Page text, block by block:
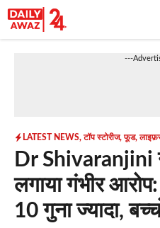
Skip
to
---
LATEST NEWS,टॉप स्टोरीज,फूड,
Dr Shivaranjini
लगाया गंभीर
10 गुना ज्यादा,